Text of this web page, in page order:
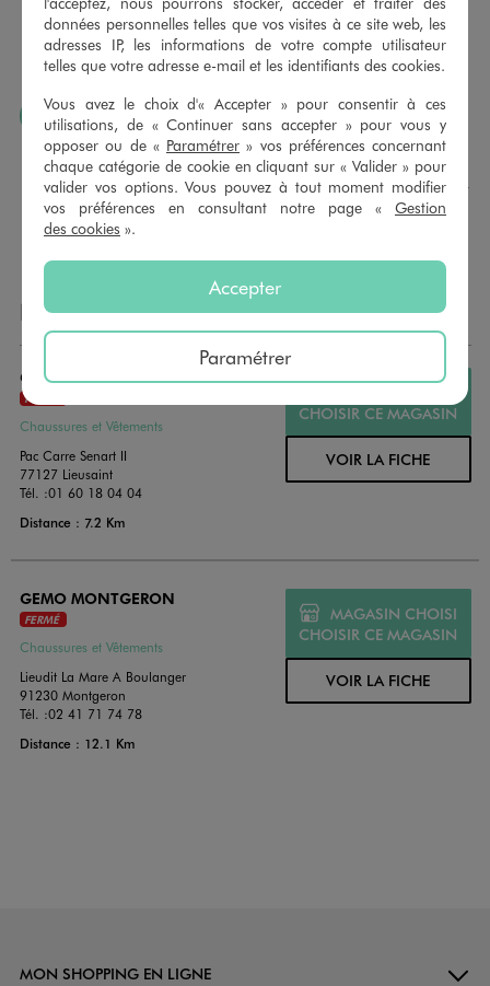
Ourlets, ceintures… vous avez la possibilité de faire
retoucher vos articles textiles dans nos magasins. Les tarifs
sont à votre disposition sur simple demande. Voir
conditions en magasins.
J’AIME FAIRE PLAISIR
Nous vous proposons des cartes cadeaux GÉMO d’un
montant au choix entre 10€ et 150€. Les cartes cadeau
GÉMO sont valables 1 an, utilisables en plusieurs fois, pour
payer vos achats en magasin. Offrez vos cartes cadeau
dans de jolies enveloppes pour toutes les occasions.
NOS AUTRES MAGASINS
GEMO LIEUSAINT - CARRE SENART
FERMÉ
Chaussures et Vêtements
Pac Carre Senart II
77127 Lieusaint
Tél. :01 60 18 04 04
Distance : 7.2 Km
CHOISIR CE MAGASIN
VOIR LA FICHE
GEMO MONTGERON
FERMÉ
Chaussures et Vêtements
Lieudit La Mare A Boulanger
91230 Montgeron
Tél. :02 41 71 74 78
Distance : 12.1 Km
MAGASIN CHOISI
CHOISIR CE MAGASIN
VOIR LA FICHE
MON SHOPPING EN LIGNE
données personnelles telles que vos visites à ce site web, les
adresses IP, les informations de votre compte utilisateur
telles que votre adresse e-mail et les identifiants des cookies.
Vous avez le choix d'« Accepter » pour consentir à ces
utilisations, de « Continuer sans accepter » pour vous y
opposer ou de « Paramétrer » vos préférences concernant
chaque catégorie de cookie en cliquant sur « Valider » pour
valider vos options. Vous pouvez à tout moment modifier
vos préférences en consultant notre page « Gestion
des cookies ».
Accepter
Paramétrer